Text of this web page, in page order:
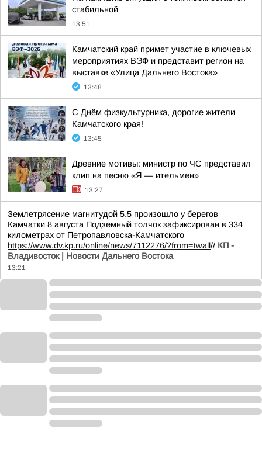
стабильной
13:51
Камчатский край примет участие в ключевых
мероприятиях ВЭФ и представит регион на
выставке «Улица Дальнего Востока»
13:48
С Днём физкультурника, дорогие жители
Камчатского края!
13:45
Древние мотивы: министр по ЧС представил
клип на песню «Я — ительмен»
13:27
Землетрясение магнитудой 5.5 произошло у берегов
Камчатки 8 августа Подземный толчок зафиксирован в 334
километрах от Петропавловска-Камчатского
https://www.dv.kp.ru/online/news/7112276/?from=twall// КП -
Владивосток | Новости Дальнего Востока
13:21